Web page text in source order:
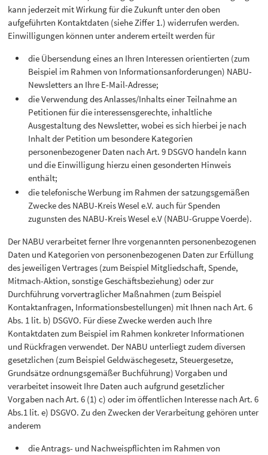
kann jederzeit mit Wirkung für die Zukunft unter den oben
aufgeführten Kontaktdaten (siehe Ziffer 1.) widerrufen werden.
Einwilligungen können unter anderem erteilt werden für
die Übersendung eines an Ihren Interessen orientierten (zum
Beispiel im Rahmen von Informationsanforderungen) NABU-
Newsletters an Ihre E-Mail-Adresse;
die Verwendung des Anlasses/Inhalts einer Teilnahme an
Petitionen für die interessensgerechte, inhaltliche
Ausgestaltung des Newsletter, wobei es sich hierbei je nach
Inhalt der Petition um besondere Kategorien
personenbezogener Daten nach Art. 9 DSGVO handeln kann
und die Einwilligung hierzu einen gesonderten Hinweis
enthält;
die telefonische Werbung im Rahmen der satzungsgemäßen
Zwecke des NABU-Kreis Wesel e.V. auch für Spenden
zugunsten des NABU-Kreis Wesel e.V (NABU-Gruppe Voerde).
Der NABU verarbeitet ferner Ihre vorgenannten personenbezogenen
Daten und Kategorien von personenbezogenen Daten zur Erfüllung
des jeweiligen Vertrages (zum Beispiel Mitgliedschaft, Spende,
Mitmach-Aktion, sonstige Geschäftsbeziehung) oder zur
Durchführung vorvertraglicher Maßnahmen (zum Beispiel
Kontaktanfragen, Informationsbestellungen) mit Ihnen nach Art. 6
Abs. 1 lit. b) DSGVO. Für diese Zwecke werden auch Ihre
Kontaktdaten zum Beispiel im Rahmen konkreter Informationen
und Rückfragen verwendet. Der NABU unterliegt zudem diversen
gesetzlichen (zum Beispiel Geldwäschegesetz, Steuergesetze,
Grundsätze ordnungsgemäßer Buchführung) Vorgaben und
verarbeitet insoweit Ihre Daten auch aufgrund gesetzlicher
Vorgaben nach Art. 6 (1) c) oder im öffentlichen Interesse nach Art. 6
Abs.1 lit. e) DSGVO. Zu den Zwecken der Verarbeitung gehören unter
anderem
die Antrags- und Nachweispflichten im Rahmen von